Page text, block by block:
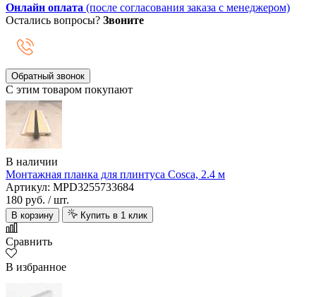
Онлайн оплата (после согласования заказа с менеджером)
Остались вопросы? Звоните
Обратный звонок
С этим товаром покупают
В наличии
Монтажная планка для плинтуса Cosca, 2.4 м
Артикул: MPD3255733684
180 руб. / шт.
В корзину Купить в 1 клик
Сравнить
В избранное